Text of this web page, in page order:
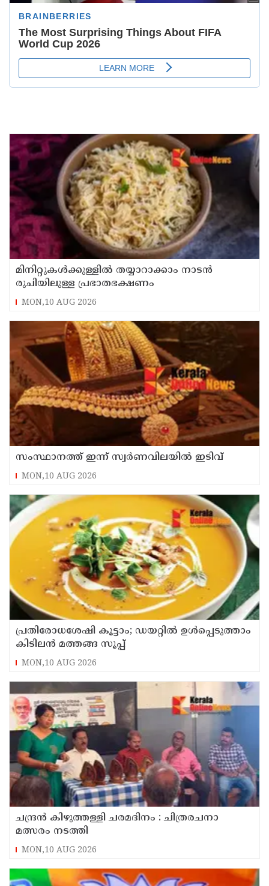
മിനിറ്റുകൾക്കുള്ളിൽ തയ്യാറാക്കാം നാടൻ
രുചിയിലുള്ള പ്രഭാതഭക്ഷണം
MON,10 AUG 2026
സംസ്ഥാനത്ത് ഇന്ന് സ്വർണവിലയിൽ ഇടിവ്
MON,10 AUG 2026
പ്രതിരോധശേഷി കൂട്ടാം; ഡയറ്റിൽ ഉൾപ്പെടുത്താം
കിടിലൻ മത്തങ്ങ സൂപ്പ്
MON,10 AUG 2026
ചന്ദ്രൻ കിഴുത്തള്ളി ചരമദിനം : ചിത്രരചനാ
മത്സരം നടത്തി
MON,10 AUG 2026